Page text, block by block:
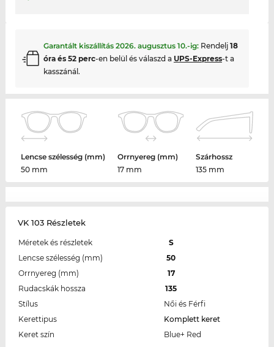
Garantált kiszállítás 2026. augusztus 10.-ig: Rendelj 18
óra és 52 perc-en belül és válaszd a UPS-Express-t a
kasszánál.
Lencse szélesség (mm)
50 mm
Orrnyereg (mm)
17 mm
Szárhossz
135 mm
VK 103 Részletek
Méretek és részletek
S
Lencse szélesség (mm)
50
Orrnyereg (mm)
17
Rudacskák hossza
135
Stílus
Női és Férfi
Kerettipus
Komplett keret
Keret szín
Blue+ Red